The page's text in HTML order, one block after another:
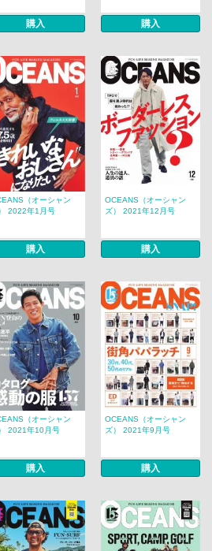
購入 購入
（オーシャン
2022年1月号
購入
OCEANS（オーシャン
ズ） 2021年12月号
購入
（オーシャン
2021年10月号
購入
OCEANS（オーシャン
ズ） 2021年9月号
購入